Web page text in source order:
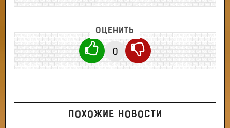
ОЦЕНИТЬ
0
ПОХОЖИЕ НОВОСТИ